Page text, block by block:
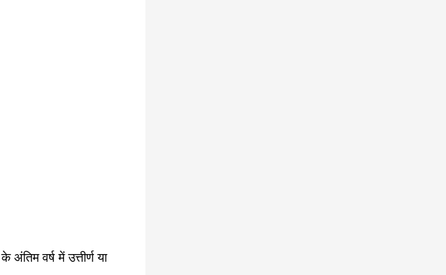
अंतिम वर्ष में उत्तीर्ण या